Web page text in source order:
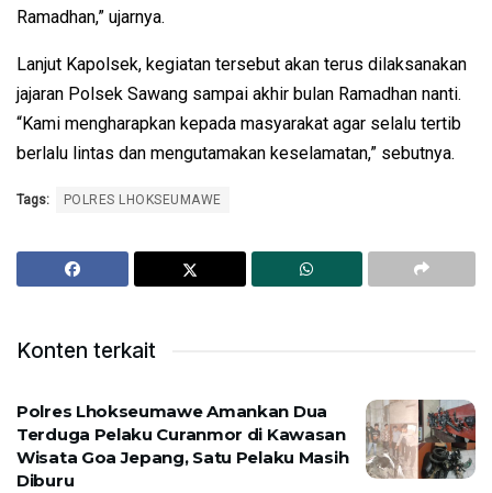
Ramadhan,” ujarnya.
Lanjut Kapolsek, kegiatan tersebut akan terus dilaksanakan
jajaran Polsek Sawang sampai akhir bulan Ramadhan nanti.
“Kami mengharapkan kepada masyarakat agar selalu tertib
berlalu lintas dan mengutamakan keselamatan,” sebutnya.
Tags: POLRES LHOKSEUMAWE
Konten terkait
Polres Lhokseumawe Amankan Dua
Terduga Pelaku Curanmor di Kawasan
Wisata Goa Jepang, Satu Pelaku Masih
Diburu